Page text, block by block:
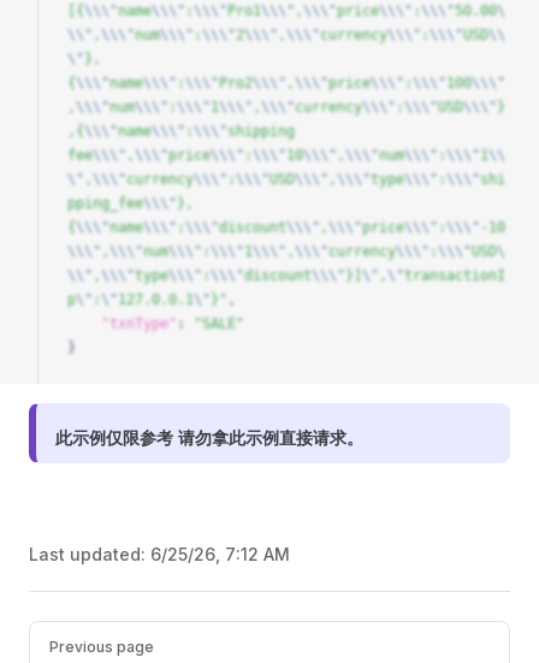
[{ \\\"name\\\" : \\\"Pro1\\\" , \\\"price\\\" : \\\"50.00\
\\" , \\\"num\\\" : \\\"2\\\" , \\\"currency\\\" : \\\"USD\\
\" },
{ \\\"name\\\" : \\\"Pro2\\\" , \\\"price\\\" : \\\" 100\\\"
, \\\"num\\\" : \\\" 1\\\" , \\\"currency\\\" : \\\"USD\\\" }
,{ \\\"name\\\" : \\\"shipping
fee\\\" , \\\"price\\\" : \\\" 10\\\" , \\\"num\\\" : \\\" 1\\
\" , \\\"currency\\\" : \\\"USD\\\" , \\\"type\\\" : \\\"shi
pping_fee\\\" },
{ \\\"name\\\" : \\\"discount\\\" , \\\"price\\\" : \\\" -10
\\\" , \\\"num\\\" : \\\" 1\\\" , \\\"currency\\\" : \\\"USD\
\\" , \\\"type\\\" : \\\"discount\\\" }] \" , \"transactionI
p\" : \" 127.0.0.1\" }" ,
    "txnType"
: "SALE"
}
此示例仅限参考 请勿拿此示例直接请求。
Last updated: 6/25/26, 7:12 AM
Pager
Previous page